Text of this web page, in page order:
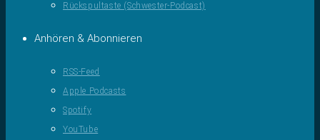
Rückspultaste (Schwester-Podcast)
Anhören & Abonnieren
RSS-Feed
Apple Podcasts
Spotify
YouTube